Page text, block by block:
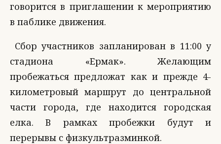
говорится в приглашении к мероприятию
в паблике движения.
Сбор участников запланирован в 11:00 у
стадиона «Ермак». Желающим
пробежаться предложат как и прежде 4-
километровый маршрут до центральной
части города, где находится городская
елка. В рамках пробежки будут и
перерывы с физкультразминкой.